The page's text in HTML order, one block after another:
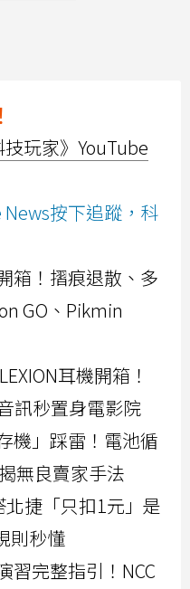
玩家》YouTube
按下追蹤，科
箱！摺痕退散、多
GO、Pikmin
耳機開箱！
訊秒置身電影院
機」踩雷！電池循
無良賣家手法
捷「只扣1元」是
則秒懂
習完整指引！NCC